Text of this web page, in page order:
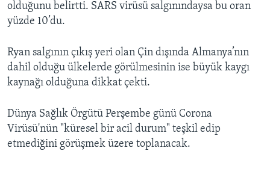
olduğunu belirtti. SARS virüsü salgınındaysa bu oran
yüzde 10’du.
Ryan salgının çıkış yeri olan Çin dışında Almanya’nın
dahil olduğu ülkelerde görülmesinin ise büyük kaygı
kaynağı olduğuna dikkat çekti.
Dünya Sağlık Örgütü Perşembe günü Corona
Virüsü'nün "küresel bir acil durum" teşkil edip
etmediğini görüşmek üzere toplanacak.